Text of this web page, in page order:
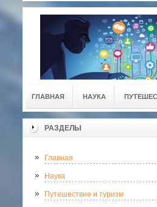
ГЛАВНАЯ НАУКА
РАЗДЕЛЫ
Главная
Наука
Путешествие и туризм